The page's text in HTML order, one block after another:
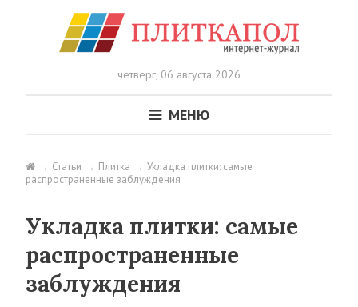
четверг, 06 августа 2026
МЕНЮ
Статьи Плитка
Укладка плитки: самые
распространенные заблуждения
Укладка плитки: самые
распространенные
заблуждения